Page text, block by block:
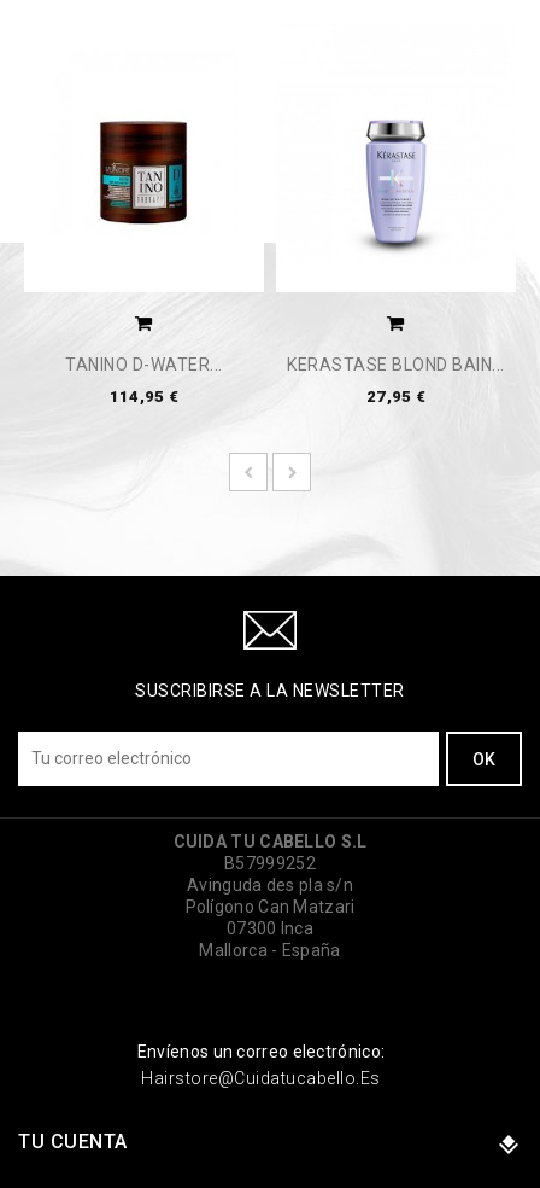
TANINO D-WATER...
114,95 €
KERASTASE BLOND BAIN...
27,95 €
SUSCRIBIRSE A LA NEWSLETTER
CUIDA TU CABELLO S.L
B57999252
Avinguda des pla s/n
Polígono Can Matzari
07300 Inca
Mallorca - España
Envíenos un correo electrónico:
Hairstore@cuidatucabello.es
TU CUENTA